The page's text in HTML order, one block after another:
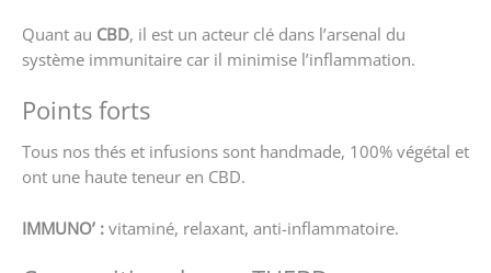
Quant au CBD, il est un acteur clé dans l’arsenal du
système immunitaire car il minimise l’inflammation.
Points forts
Tous nos thés et infusions sont handmade, 100% végétal et
ont une haute teneur en CBD.
IMMUNO’ : vitaminé, relaxant, anti-inflammatoire.